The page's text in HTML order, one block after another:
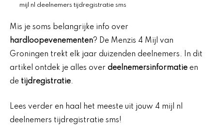
mijl nl deelnemers tijdregistratie sms
Mis je soms belangrijke info over
hardloopevenementen? De Menzis 4 Mijl van
Groningen trekt elk jaar duizenden deelnemers. In dit
artikel ontdek je alles over deelnemersinformatie en
de tijdregistratie.
Lees verder en haal het meeste uit jouw 4 mijl nl
deelnemers tijdregistratie sms!